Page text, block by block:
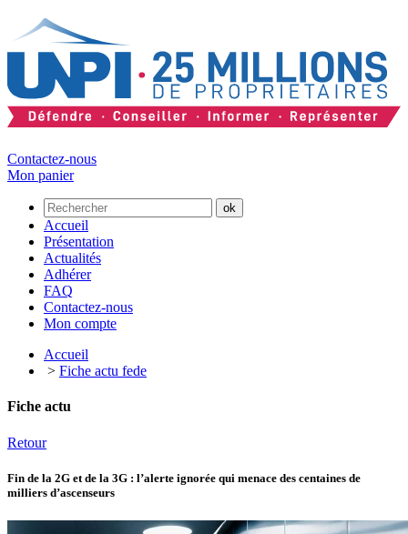
Contactez-nous
Mon panier
Accueil
Présentation
Actualités
Adhérer
FAQ
Contactez-nous
Mon compte
Accueil
> Fiche actu fede
Fiche actu
Retour
Fin de la 2G et de la 3G : l’alerte ignorée qui menace des centaines de
milliers d’ascenseurs